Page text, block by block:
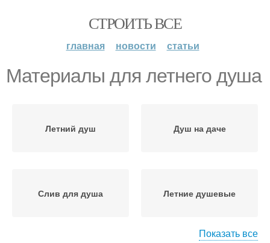
СТРОИТЬ ВСЕ
главная новости статьи
Материалы для летнего душа
Летний душ Душ на даче
Слив для душа Летние душевые
Показать все